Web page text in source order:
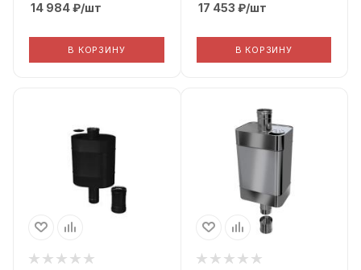
14 984₽/шт
В КОРЗИНУ
17 453 ₽/шт
В КОРЗИНУ
Материал
Aisi 201 1мм
Диаметр дымохода
Материал
Aisi 201 1мм
Комплектация
Адаптер М-М 235
мм